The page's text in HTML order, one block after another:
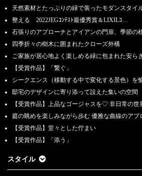
天然素材とたっぷりの緑で装ったモダンスタイ
整える 2022JEGｺﾝﾃｽﾄ最優秀賞＆LIXILｺ…
石張りのアプローチとアイアンの門扉、季節の
四季折々の樹木に囲まれたクローズ外構
ご家族が居心地よく楽しめる緑に包まれた安ら
【受賞作品】「繋ぐ」
シークエンス（移動する中で変化する景色）を
邸宅のデザインに寄り添って設えた集いの空間
【受賞作品】上品なゴージャスを♡ 非日常の
庭の眺めを楽しみながら歩む 優雅な曲線のアプ
【受賞作品】堂々とした佇まい
【受賞作品】「添う」
スタイル